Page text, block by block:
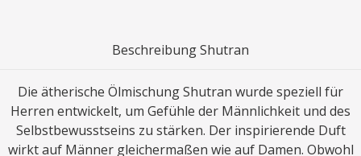
Beschreibung Shutran
Die ätherische Ölmischung Shutran wurde speziell für
Herren entwickelt, um Gefühle der Männlichkeit und des
Selbstbewusstseins zu stärken. Der inspirierende Duft
wirkt auf Männer gleichermaßen wie auf Damen. Obwohl